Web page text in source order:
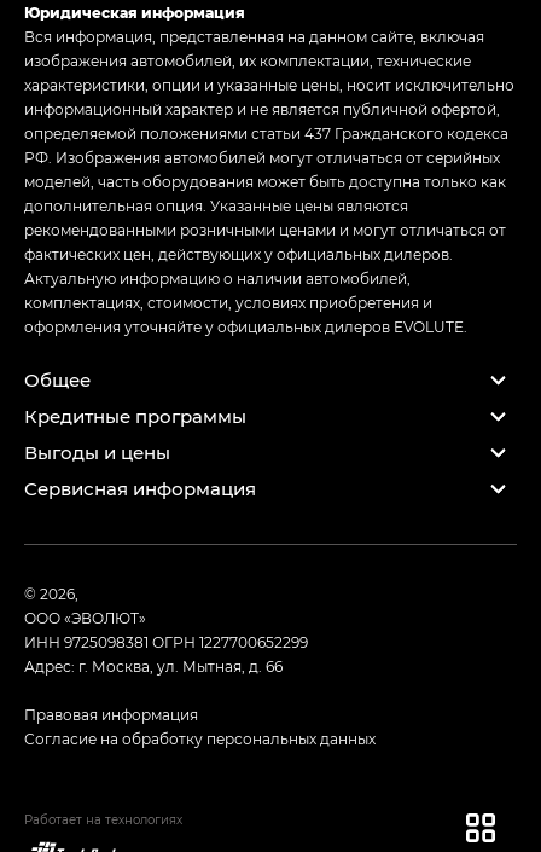
Юридическая информация
Вся информация, представленная на данном сайте, включая
изображения автомобилей, их комплектации, технические
характеристики, опции и указанные цены, носит исключительно
информационный характер и не является публичной офертой,
определяемой положениями статьи 437 Гражданского кодекса
РФ. Изображения автомобилей могут отличаться от серийных
моделей, часть оборудования может быть доступна только как
дополнительная опция. Указанные цены являются
рекомендованными розничными ценами и могут отличаться от
фактических цен, действующих у официальных дилеров.
Актуальную информацию о наличии автомобилей,
комплектациях, стоимости, условиях приобретения и
оформления уточняйте у официальных дилеров EVOLUTE.
Общее
Кредитные программы
Выгоды и цены
Сервисная информация
© 2026,
ООО «ЭВОЛЮТ»
ИНН 9725098381 ОГРН 1227700652299
Адрес: г. Москва, ул. Мытная, д. 66
Правовая информация
Согласие на обработку персональных данных
Работает на технологиях